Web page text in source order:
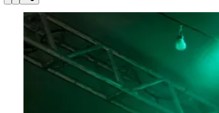
Mutinga
Jardim Paraíso Jardim Reginalice
Jardim São PedroJardim São Silvestre Jardim SilveiraJardim
Jardim Tupanci Mutinga
Parque dos
CamargosParque Imperial Parque Santa Luzia Parque VianaPirapora
do Bom JesusRecanto Phrynéa
Santana de
ParnaíbaSilveira Tamboré Vale do Sol Vila Barros
Vila Engenho NovoVila Márcia
Vila Nossa Sra. da
Votupoca